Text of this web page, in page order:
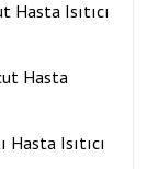
Hasta Isıtıcı
Hasta
Hasta Isıtıcı